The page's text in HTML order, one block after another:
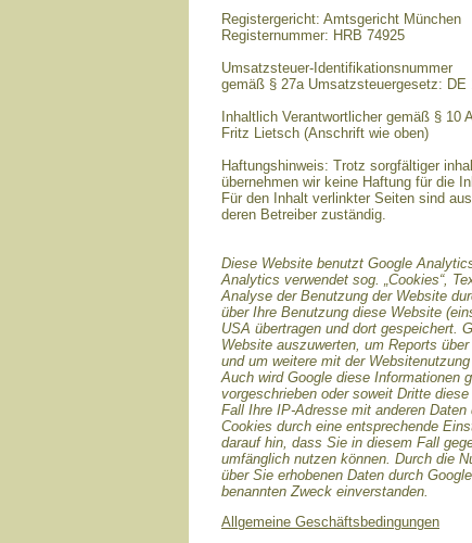
Registergericht: Amtsgericht München
Registernummer: HRB 74925
Umsatzsteuer-Identifikationsnummer
gemäß § 27a Umsatzsteuergesetz: DE
Inhaltlich Verantwortlicher gemäß § 10
Fritz Lietsch (Anschrift wie oben)
Haftungshinweis: Trotz sorgfältiger
übernehmen wir keine Haftung für die
Für den Inhalt verlinkter Seiten sind
deren Betreiber zuständig.
Diese Website benutzt Google
Analytics verwendet sog. „Cookies“,
Analyse der Benutzung der Website
über Ihre Benutzung diese Website
USA übertragen und dort gespeichert.
Website auszuwerten, um Reports
und um weitere mit der
Auch wird Google diese Informationen
vorgeschrieben oder soweit Dritte
Fall Ihre IP-Adresse mit anderen
Cookies durch eine entsprechende
darauf hin, dass Sie in diesem Fall
umfänglich nutzen können. Durch die
über Sie erhobenen Daten durch
benannten Zweck einverstanden.
Allgemeine Geschäftsbedingungen